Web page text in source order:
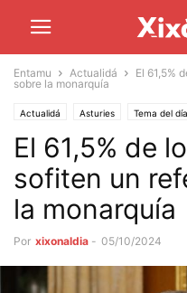
Entamu Actualidá
El 61,5%
sobre la monarquía
Actualidá Asturies Tema del día
El 61,5% de
sofiten un
la monarquía
Por xixonaldia - 05/10/2024